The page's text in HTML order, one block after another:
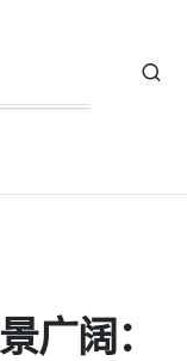
广阔：